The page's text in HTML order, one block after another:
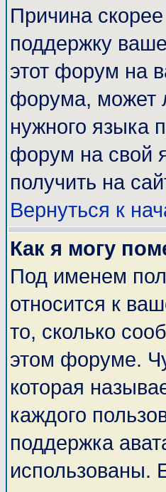
Причина
поддержку
этот форум на
форума, может
нужного языка
форум на свой
получить на
Вернуться к
Как я могу
Под именем
относится к
то, сколько
этом форуме.
которая
каждого
поддержка
использованы.